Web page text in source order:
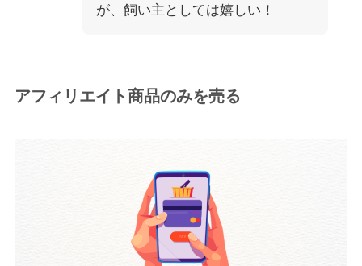
が、飼い主としては嬉しい！
アフィリエイト商品のみを売る